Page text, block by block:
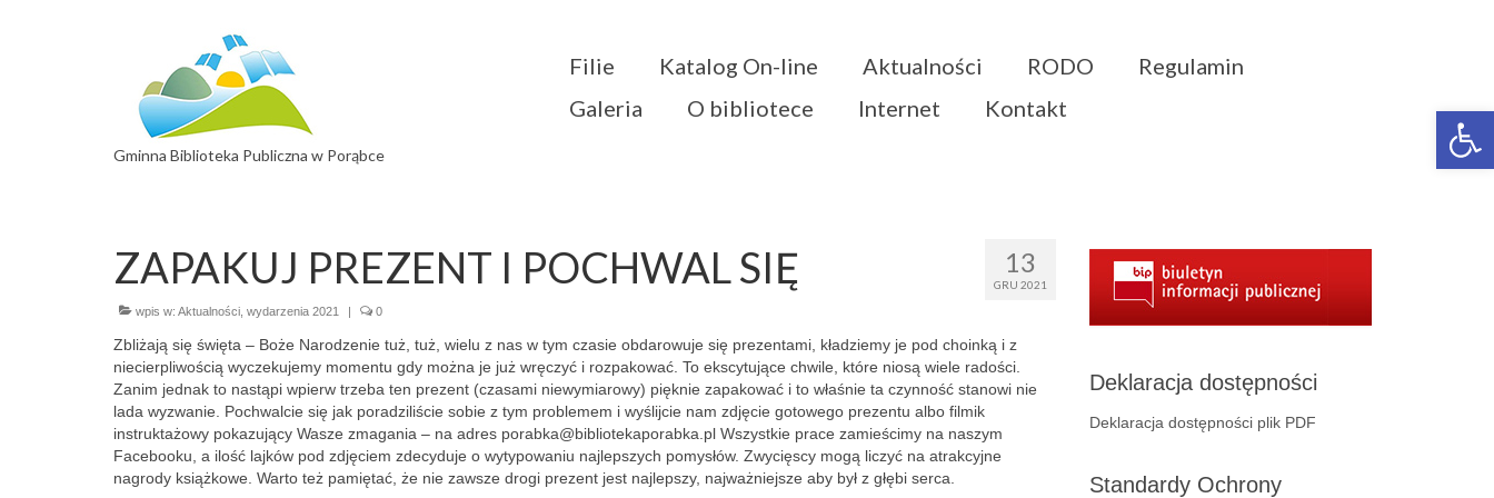
Gminna Biblioteka Publiczna w Porąbce
Filie Katalog On-line Aktualności RODO
Regulamin
Galeria
O bibliotece Internet Kontakt
13
GRU 2021
ZAPAKUJ PREZENT I POCHWAL SIĘ
wpis w: Aktualności wydarzenia 2021 | 0
Zbliżają się święta – Boże Narodzenie tuż, tuż, wielu z nas w tym czasie obdarowuje się prezentami, kładziemy je pod choinką i z
niecierpliwością wyczekujemy momentu gdy można je już wręczyć i rozpakować. To ekscytujące chwile, które niosą wiele radości.
Zanim jednak to nastąpi wpierw trzeba ten prezent (czasami niewymiarowy) pięknie zapakować i to właśnie ta czynność stanowi nie
lada wyzwanie. Pochwalcie się jak poradziliście sobie z tym problemem i wyślijcie nam zdjęcie gotowego prezentu albo filmik
instruktażowy pokazujący Wasze zmagania – na adres porabka@bibliotekaporabka.pl Wszystkie prace zamieścimy na naszym
Facebooku, a ilość lajków pod zdjęciem zdecyduje o wytypowaniu najlepszych pomysłów. Zwycięscy mogą liczyć na atrakcyjne
nagrody książkowe. Warto też pamiętać, że nie zawsze drogi prezent jest najlepszy, najważniejsze aby był z głębi serca.
Deklaracja dostępności
Deklaracja dostępności plik PDF
Standardy Ochrony